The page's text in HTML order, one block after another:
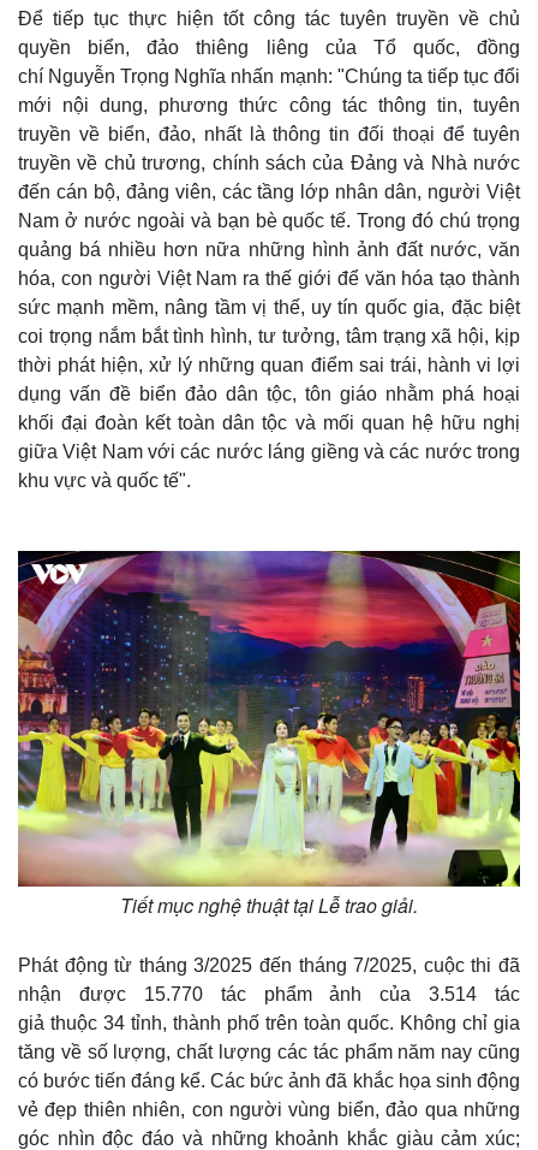
Để tiếp tục thực hiện tốt công tác tuyên truyền về chủ
quyền biển, đảo thiêng liêng của Tổ quốc, đồng
chí Nguyễn Trọng Nghĩa nhấn mạnh: "Chúng ta tiếp tục đổi
mới nội dung, phương thức công tác thông tin, tuyên
truyền về biển, đảo, nhất là thông tin đối thoại để tuyên
truyền về chủ trương, chính sách của Đảng và Nhà nước
đến cán bộ, đảng viên, các tầng lớp nhân dân, người Việt
Nam ở nước ngoài và bạn bè quốc tế. Trong đó chú trọng
quảng bá nhiều hơn nữa những hình ảnh đất nước, văn
hóa, con người Việt Nam ra thế giới để văn hóa tạo thành
sức mạnh mềm, nâng tầm vị thế, uy tín quốc gia, đặc biệt
coi trọng nắm bắt tình hình, tư tưởng, tâm trạng xã hội, kịp
thời phát hiện, xử lý những quan điểm sai trái, hành vi lợi
dụng vấn đề biển đảo dân tộc, tôn giáo nhằm phá hoại
khối đại đoàn kết toàn dân tộc và mối quan hệ hữu nghị
giữa Việt Nam với các nước láng giềng và các nước trong
khu vực và quốc tế".
Tiết mục nghệ thuật tại Lễ trao giải.
Phát động từ tháng 3/2025 đến tháng 7/2025, cuộc thi đã
nhận được 15.770 tác phẩm ảnh của 3.514 tác
giả thuộc 34 tỉnh, thành phố trên toàn quốc. Không chỉ gia
tăng về số lượng, chất lượng các tác phẩm năm nay cũng
có bước tiến đáng kể. Các bức ảnh đã khắc họa sinh động
vẻ đẹp thiên nhiên, con người vùng biển, đảo qua những
góc nhìn độc đáo và những khoảnh khắc giàu cảm xúc;